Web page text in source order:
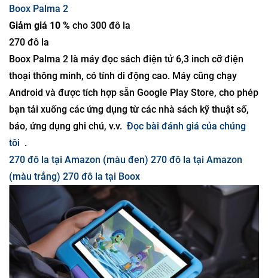
Boox Palma 2
Giảm giá 10 % cho 300 đô la
270 đô la
Boox Palma 2 là máy đọc sách điện tử 6,3 inch cỡ điện
thoại thông minh, có tính di động cao. Máy cũng chạy
Android và được tích hợp sẵn Google Play Store, cho phép
bạn tải xuống các ứng dụng từ các nhà sách kỹ thuật số,
báo, ứng dụng ghi chú, v.v. Đọc bài đánh giá của chúng
tôi .
270 đô la tại Amazon (màu đen) 270 đô la tại Amazon
(màu trắng) 270 đô la tại Boox